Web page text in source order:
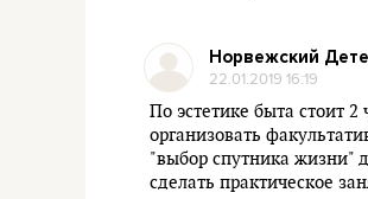
Норвежский
22.01.2019 16:19
По эстетике быта стоит 2
организовать
"выбор спутника жизни"
сделать практическое